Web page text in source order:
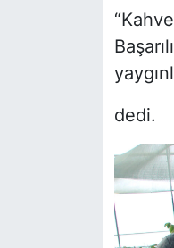
dedi.